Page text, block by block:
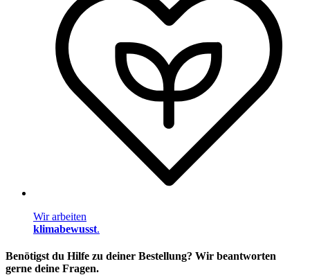
Wir arbeiten
klimabewusst.
Benötigst du Hilfe zu deiner Bestellung? Wir beantworten
gerne deine Fragen.